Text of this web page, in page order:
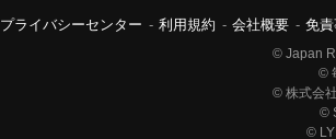
プライバシーセンター - 利用規約 - 会社概要 - 免
© Japan
©
© 株式会
©
©